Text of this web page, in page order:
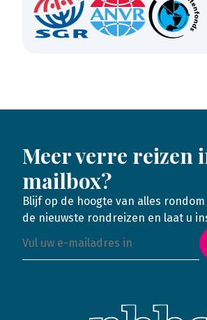
Meer verre reizen
mailbox?
Blijf op de hoogte van alles
de nieuwste rondreizen en laat u